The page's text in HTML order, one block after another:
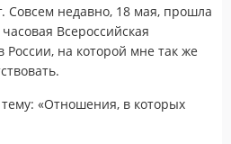
Совсем недавно, 18 мая, прошла
Всероссийская
России, на которой мне так же
«Отношения, в которых